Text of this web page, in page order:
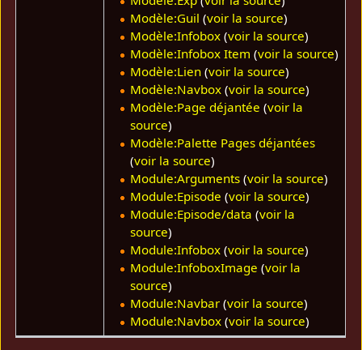
Modèle:Guil (voir la source)
Modèle:Infobox (voir la source)
Modèle:Infobox Item (voir la source)
Modèle:Lien (voir la source)
Modèle:Navbox (voir la source)
Modèle:Page déjantée (voir la
source)
Modèle:Palette Pages déjantées
(voir la source)
Module:Arguments (voir la source)
Module:Episode (voir la source)
Module:Episode/data (voir la
source)
Module:Infobox (voir la source)
Module:InfoboxImage (voir la
source)
Module:Navbar (voir la source)
Module:Navbox (voir la source)